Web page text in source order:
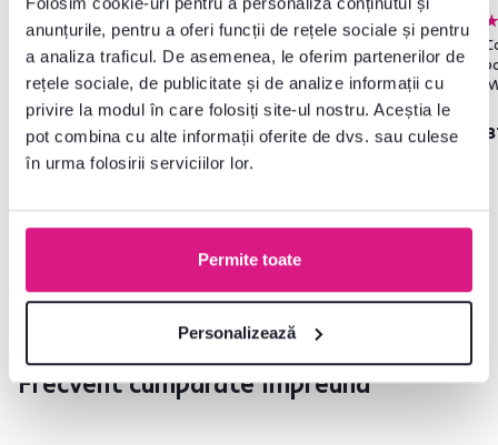
anunțurile, pentru a oferi funcții de rețele sociale și pentru
a analiza traficul. De asemenea, le oferim partenerilor de
rețele sociale, de publicitate și de analize informații cu
privire la modul în care folosiți site-ul nostru. Aceștia le
pot combina cu alte informații oferite de dvs. sau culese
în urma folosirii serviciilor lor.
Permite toate
Personalizează
Dulap cu uşi, stejar lefkas
închis, MONTANA S1D
1.049 lei
1 Culoare detaliată
Cuier, grafit / stejar artizanal,
RIOMA NEW TYP 20
1.205 lei
5 Culori detaliate
Frecvent cumpărate împreună